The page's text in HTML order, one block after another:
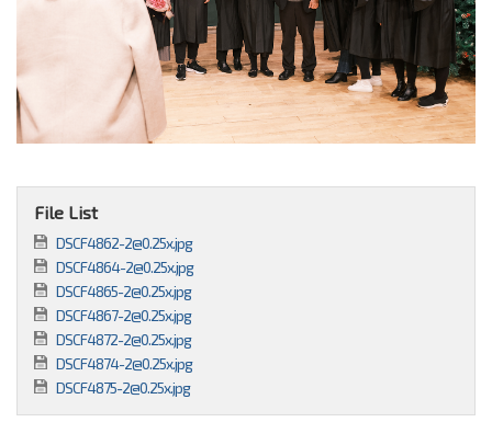
File List
DSCF4862-2@0.25x.jpg
DSCF4864-2@0.25x.jpg
DSCF4865-2@0.25x.jpg
DSCF4867-2@0.25x.jpg
DSCF4872-2@0.25x.jpg
DSCF4874-2@0.25x.jpg
DSCF4875-2@0.25x.jpg